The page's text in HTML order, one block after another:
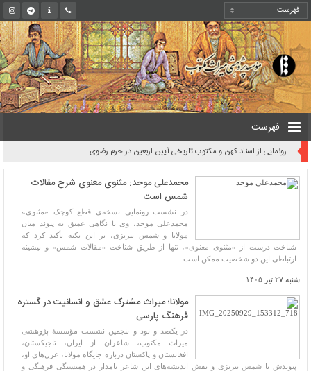
فهرست
رونمایی از اسناد کهن و مکتوب تاریخی آیین اربعین در حرم رضوی
محمدعلی موحد: مثنوی معنوی شرح مقالات
شمس است
در نشست رونمایی نسخه‌ی قطع کوچک «مثنوی»
محمدعلی موحد، وی با نگاهی عمیق به پیوند میان
مولانا و شمس تبریزی، بر این نکته تأکید کرد که
شناخت درست از «مثنوی معنوی»، تنها از طریق شناخت «مقالات شمس» و پیشینه
ارتباطی این دو شخصیت ممکن است.
شنبه ۲۷ تیر ۱۴۰۵
مولانا؛ میراث مشترک عشق و انسانیت در گستره
فرهنگ پارسی
در یکصد و نود و پنجمین نشست مؤسسۀ پژوهشی
میراث مکتوب، شاعران از ایران، تاجیکستان،
افغانستان و پاکستان درباره جایگاه مولانا، غزل‌های او،
پیوندش با شمس تبریزی و نقش اندیشه‌های این شاعر نامدار در همبستگی فرهنگی و